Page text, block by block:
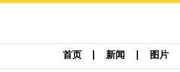
首页 新闻 图片